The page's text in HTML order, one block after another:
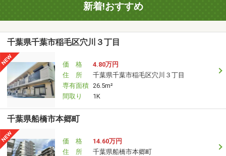
新着!おすすめ
千葉県千葉市稲毛区穴川３丁目
価 格
4.80万円
住 所
千葉県千葉市稲毛区穴川３丁目
専有面積 26.5m²
間取り
1K
千葉県船橋市本郷町
価 格
14.60万円
住 所
千葉県船橋市本郷町